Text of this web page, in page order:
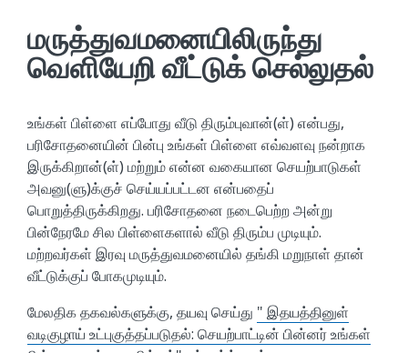
மருத்துவமனையிலிருந்து
வெளியேறி வீட்டுக் செல்லுதல்
உங்கள் பிள்ளை எப்போது வீடு திரும்புவான்(ள்) என்பது,
பரிசோதனையின் பின்பு உங்கள் பிள்ளை எவ்வளவு நன்றாக
இருக்கிறான்(ள்) மற்றும் என்ன வகையான செயற்பாடுகள்
அவனு(ளு)க்குச் செய்யப்பட்டன என்பதைப்
பொறுத்திருக்கிறது. பரிசோதனை நடைபெற்ற அன்று
பின்நேரமே சில பிள்ளைகளால் வீடு திரும்ப முடியும்.
மற்றவர்கள் இரவு மருத்துவமனையில் தங்கி மறுநாள் தான்
வீட்டுக்குப் போகமுடியும்.
மேலதிக தகவல்களுக்கு, தயவு செய்து " இதயத்தினுள்
வடிகுழாய் உட்புகுத்தப்படுதல்: செயற்பாட்டின் பின்னர் உங்கள்